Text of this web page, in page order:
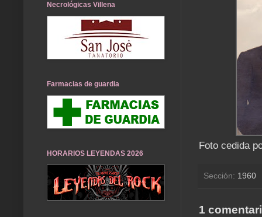
Foto cedida
Sección: 1960
1
Necrológicas Villena
Farmacias de guardia
HORARIOS LEYENDAS 2026